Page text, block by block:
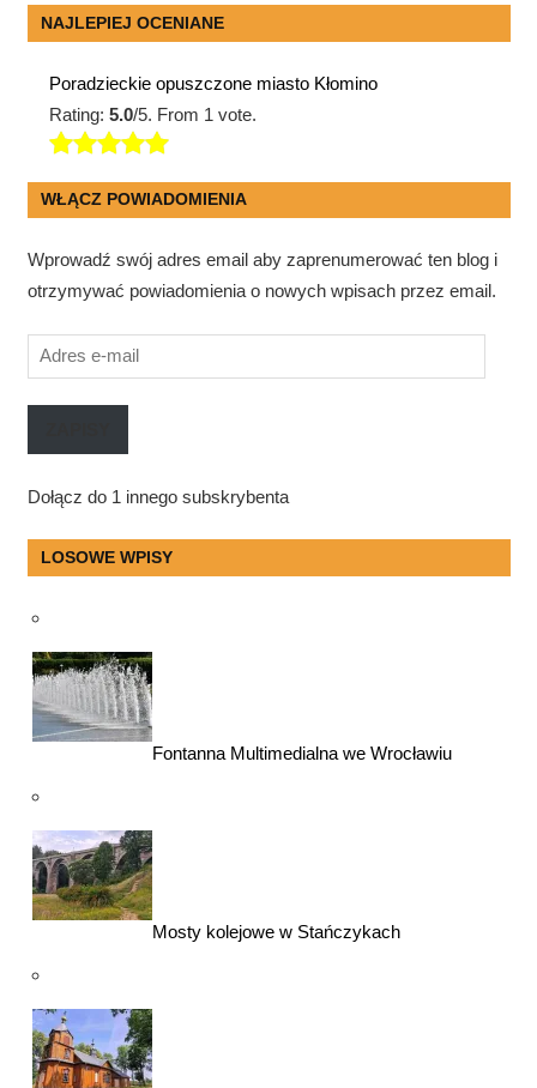
NAJLEPIEJ OCENIANE
Poradzieckie opuszczone miasto Kłomino
Rating:5.0/5. From 1 vote.
WŁĄCZ POWIADOMIENIA
Wprowadź swój adres email aby zaprenumerować ten blog i
otrzymywać powiadomienia o nowych wpisach przez email.
Adres
e-
mail
Dołącz do 1 innego subskrybenta
LOSOWE WPISY
Fontanna Multimedialna we Wrocławiu
Mosty kolejowe w Stańczykach